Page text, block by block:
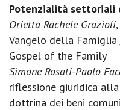
Potenzialità settoriali
Orietta Rachele Grazioli
Vangelo della
Gospel of the Family
Simone Rosati-Paolo
riflessione giuridica
dottrina dei beni